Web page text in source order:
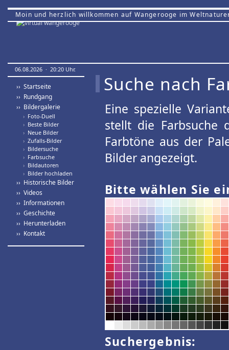
Moin und herzlich willkommen auf Wangerooge im
06.08.2026 · 20:20 Uhr.
›› Startseite
›› Rundgang
›› Bildergalerie
› Foto-Duell
› Beste Bilder
› Neue Bilder
› Zufalls-Bilder
› Bildersuche
› Farbsuche
› Bildautoren
› Bilder hochladen
›› Historische Bilder
›› Videos
›› Informationen
›› Geschichte
›› Herunterladen
›› Kontakt
Suche nach
Eine spezielle
stellt die Farbsuche
Farbtöne aus der
Bilder angezeigt.
Bitte wählen Sie
Suchergebnis: